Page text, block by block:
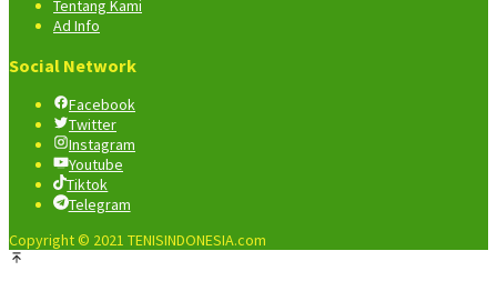
Tentang Kami
Ad Info
Social Network
Facebook
Twitter
Instagram
Youtube
Tiktok
Telegram
Copyright © 2021 TENISINDONESIA.com